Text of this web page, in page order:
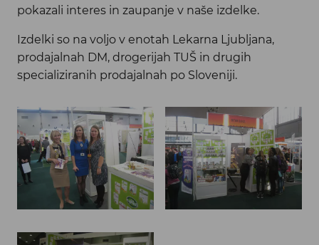
pokazali interes in zaupanje v naše izdelke.
Izdelki so na voljo v enotah Lekarna Ljubljana,
prodajalnah DM, drogerijah TUŠ in drugih
specializiranih prodajalnah po Sloveniji.